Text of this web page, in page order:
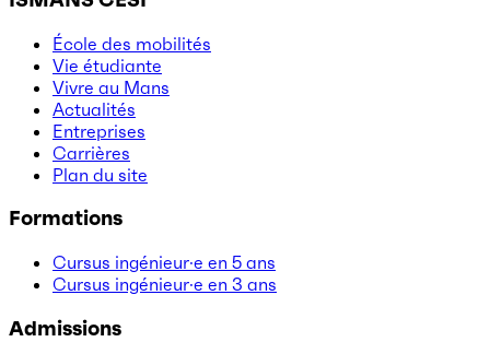
École des mobilités
Vie étudiante
Vivre au Mans
Actualités
Entreprises
Carrières
Plan du site
Formations
Cursus ingénieur·e en 5 ans
Cursus ingénieur·e en 3 ans
Admissions